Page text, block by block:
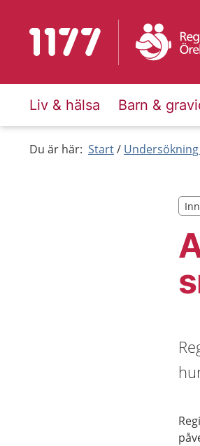
Till startsidan för 1177
Liv & hälsa Barn &
Du är här: Start